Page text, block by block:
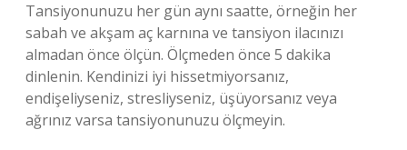
Tansiyonunuzu her gün aynı saatte, örneğin her
sabah ve akşam aç karnına ve tansiyon ilacınızı
almadan önce ölçün. Ölçmeden önce 5 dakika
dinlenin. Kendinizi iyi hissetmiyorsanız,
endişeliyseniz, stresliyseniz, üşüyorsanız veya
ağrınız varsa tansiyonunuzu ölçmeyin.